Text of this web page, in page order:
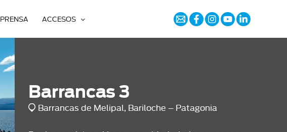
PRENSA ACCESOS
Barrancas 3
Barrancas de Melipal, Bariloche – Patagonia